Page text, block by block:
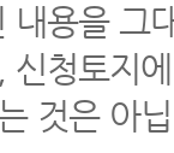
내용을 그
신청토지
것은 아